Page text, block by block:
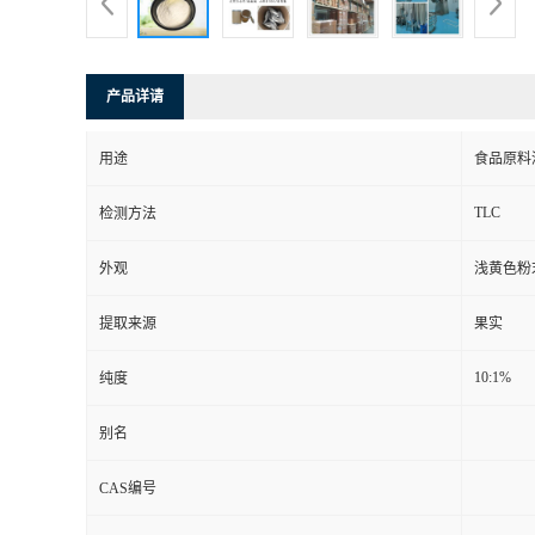
产品详请
用途 食品原料
检测方法 TLC
外观 浅黄色粉
提取来源 果实
纯度 10:1%
别名
CAS编号